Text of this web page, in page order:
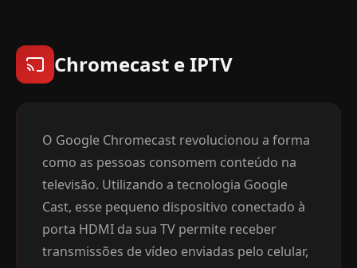
Chromecast e IPTV
O Google Chromecast revolucionou a forma
como as pessoas consomem conteúdo na
televisão. Utilizando a tecnologia Google
Cast, esse pequeno dispositivo conectado à
porta HDMI da sua TV permite receber
transmissões de vídeo enviadas pelo celular,